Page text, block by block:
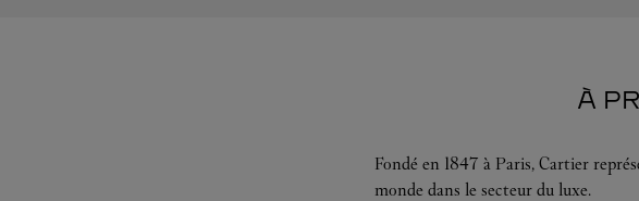
À
Fondé en 1847 à Paris, Cartier
monde dans le secteur du luxe.